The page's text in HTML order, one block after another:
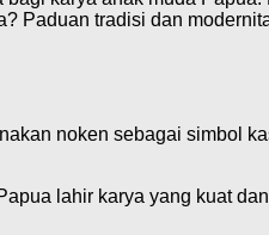
Paduan tradisi dan
noken sebagai simbol
lahir karya yang kuat